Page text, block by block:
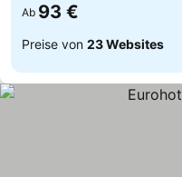
Ab 93 €
Preise von 23 Websites